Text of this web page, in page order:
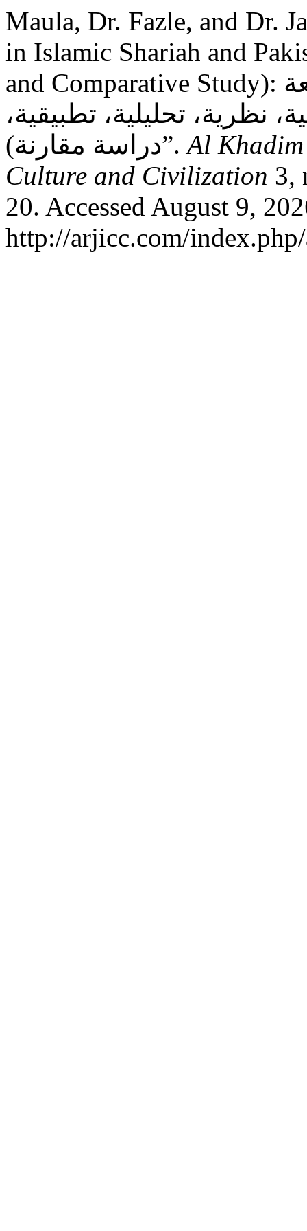
Maula, Dr. Fazle, and Dr.
in Islamic Shariah and
and Comparative Study): الدعوى وأحكامها في الشريعة
نظرية، تحليلية، تطبيقية،
دراسة مقارنة)”.Al
Culture and Civilization 3,
20. Accessed August 9,
http://arjicc.com/